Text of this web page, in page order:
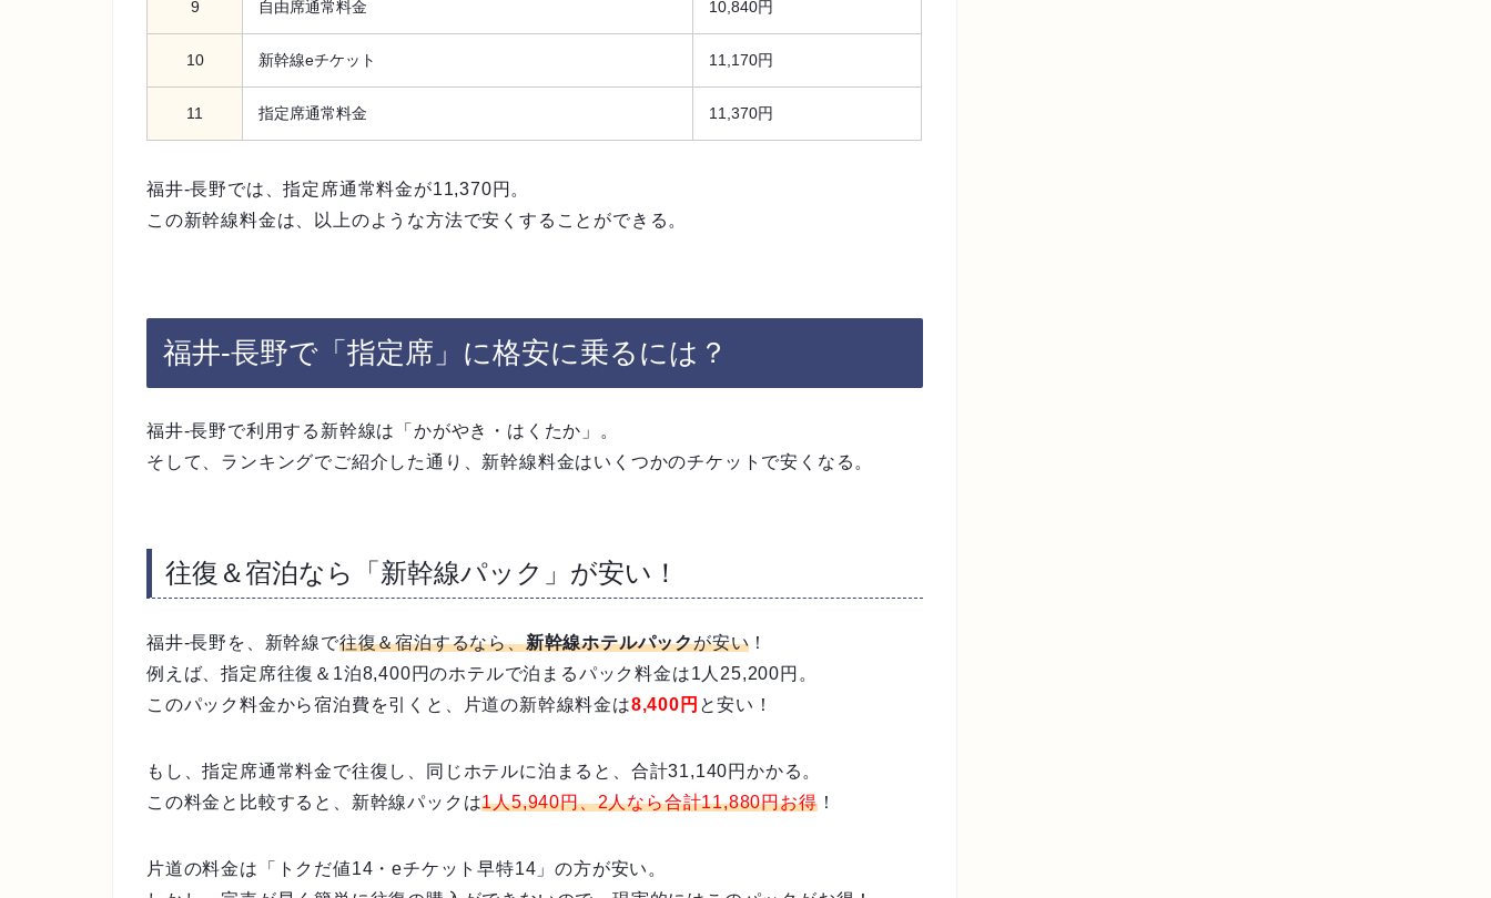
9 自由席通常料金 10,840円
10 新幹線eチケット 11,170円
11 指定席通常料金 11,370円
福井-長野では、指定席通常料金が11,370円。
この新幹線料金は、以上のような方法で安くすることができる。
福井-長野で「指定席」に格安に乗るには？
福井-長野で利用する新幹線は「かがやき・はくたか」。
そして、ランキングでご紹介した通り、新幹線料金はいくつかのチケットで安くなる。
往復＆宿泊なら「新幹線パック」が安い！
福井-長野を、新幹線で往復＆宿泊するなら、新幹線ホテルパックが安い ！
例えば、指定席往復＆1泊8,400円のホテルで泊まるパック料金は1人25,200円。
このパック料金から宿泊費を引くと、片道の新幹線料金は8,400円 と安い！
もし、指定席通常料金で往復し、同じホテルに泊まると、合計31,140円かかる。
この料金と比較すると、新幹線パックは1人5,940円、2人なら合計11,880円お得！
片道の料金は「トクだ値14・eチケット早特14」の方が安い。